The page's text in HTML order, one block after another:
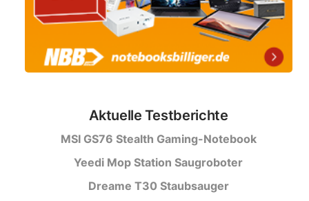
Aktuelle Testberichte
MSI GS76 Stealth Gaming-Notebook
Yeedi Mop Station Saugroboter
Dreame T30 Staubsauger